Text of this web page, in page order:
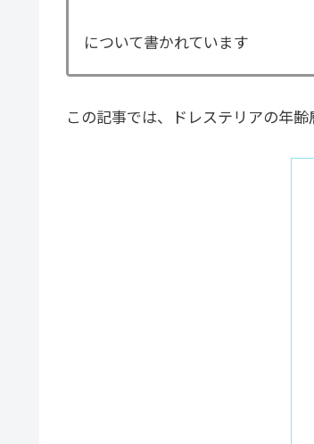
について書かれています
この記事では、ドレステリアの年